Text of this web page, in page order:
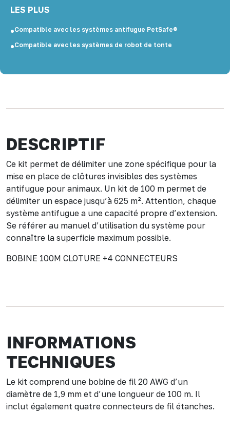
LES PLUS
Compatible avec les systèmes antifugue PetSafe®
Compatible avec les systèmes de robot de tonte
DESCRIPTIF
Ce kit permet de délimiter une zone spécifique pour la
mise en place de clôtures invisibles des systèmes
antifugue pour animaux. Un kit de 100 m permet de
délimiter un espace jusqu’à 625 m². Attention, chaque
système antifugue a une capacité propre d’extension.
Se référer au manuel d’utilisation du système pour
connaître la superficie maximum possible.
BOBINE 100M CLOTURE +4 CONNECTEURS
INFORMATIONS
TECHNIQUES
Le kit comprend une bobine de fil 20 AWG d’un
diamètre de 1,9 mm et d’une longueur de 100 m. Il
inclut également quatre connecteurs de fil étanches.